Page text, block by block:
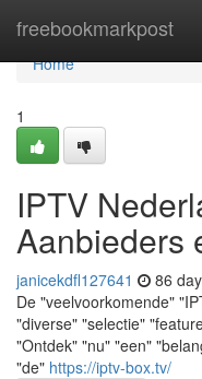
freebookmarkpost
Home
Home
1
IPTV
Aanbieders
janicekdfl127641 86
De "veelvoorkomende"
"diverse" "selectie"
"Ontdek" "nu" "een"
"de" https://iptv-box.tv/